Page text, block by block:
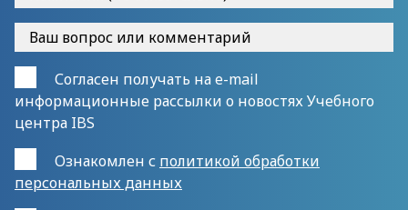
Согласен получать на e-mail
информационные рассылки о новостях Учебного
центра IBS
Ознакомлен с политикой обработки
персональных данных